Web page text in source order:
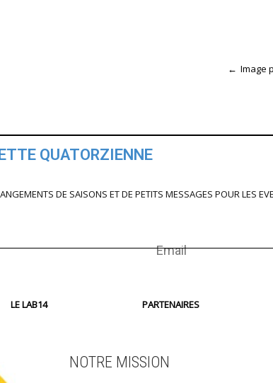
Image
QUATORZIENNE
DE SAISONS ET DE PETITS MESSAGES POUR LES
LE LAB14 PARTENAIRES
NOTRE MISSION